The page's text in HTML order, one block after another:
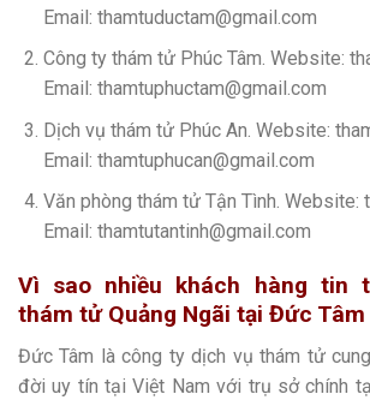
Email: thamtuductam@gmail.com
Công ty thám tử Phúc Tâm. Website:
Email: thamtuphuctam@gmail.com
Dịch vụ thám tử Phúc An. Website:
Email: thamtuphucan@gmail.com
Văn phòng thám tử Tận Tình. Website:
Email: thamtutantinh@gmail.com
Vì sao nhiều khách hàng tin
thám tử Quảng Ngãi tại Đức Tâm
Đức Tâm là công ty dịch vụ thám tử
đời uy tín tại Việt Nam với trụ sở chính